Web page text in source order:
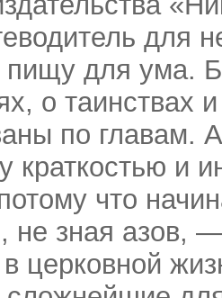
для
пищу для ума.
о таинствах
по главам.
краткостью и
что
не зная азов,
церковной